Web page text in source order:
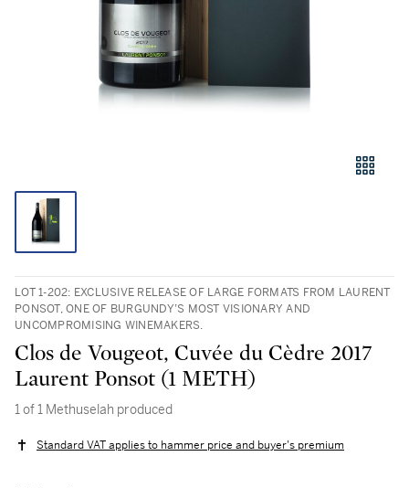
LOT 1-202: EXCLUSIVE RELEASE OF LARGE FORMATS FROM LAURENT
PONSOT, ONE OF BURGUNDY’S MOST VISIONARY AND
UNCOMPROMISING WINEMAKERS.
Clos de Vougeot, Cuvée du Cèdre 2017
Laurent Ponsot (1 METH)
1 of 1 Methuselah produced
Standard VAT applies to hammer price and buyer's premium